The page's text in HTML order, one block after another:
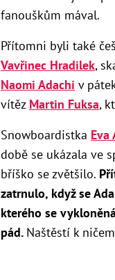
fanouškům mával.
Přítomni byli také
Vavřinec Hradilek,
Naomi Adachi v
vítěz Martin Fuksa,
Snowboardistka Eva
době se ukázala ve
bříško se zvětšilo.
zatrnulo, když se
kterého se
pád. Naštěstí k